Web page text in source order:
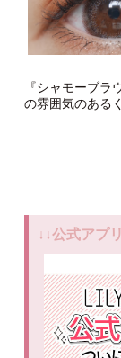
『シャモーブ
の雰囲気のある
↓↓公式アプ